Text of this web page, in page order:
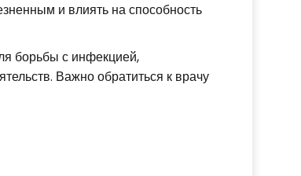
и влиять на способность
борьбы с инфекцией,
Важно обратиться к врачу